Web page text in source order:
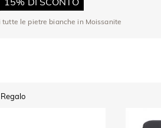
le pietre bianche in Moissanite